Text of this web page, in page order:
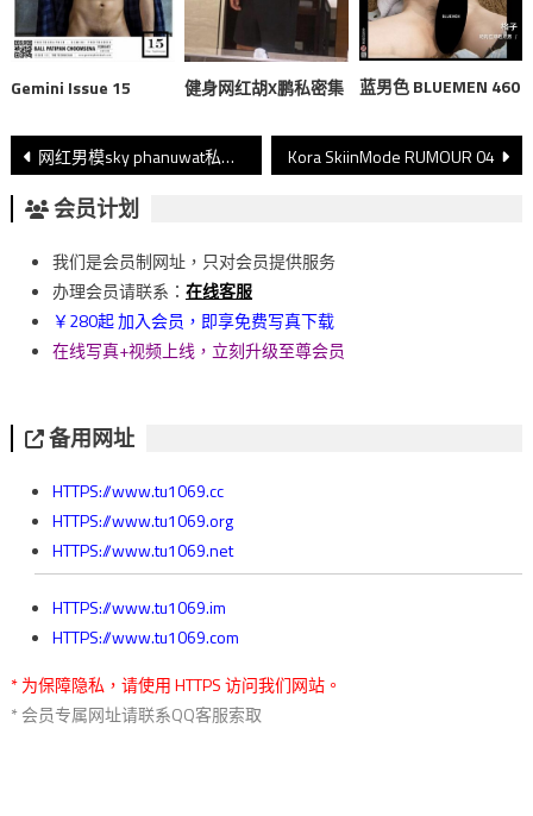
Gemini Issue 15 健身网红胡X鹏私密集 蓝男色 BLUEMEN 460
文
章
導
覽
网红男模sky phanuwat私密集P2 Kora SkiinMode RUMOUR 04
会员计划
我们是会员制网址，只对会员提供服务
办理会员请联系： 在线客服
￥280起 加入会员，即享免费写真下载
在线写真+视频上线，立刻升级至尊会员
备用网址
HTTPS://www.tu1069.cc
HTTPS://www.tu1069.org
HTTPS://www.tu1069.net
HTTPS://www.tu1069.im
HTTPS://www.tu1069.com
* 为保障隐私，请使用 HTTPS 访问我们网站。
* 会员专属网址请联系QQ客服索取